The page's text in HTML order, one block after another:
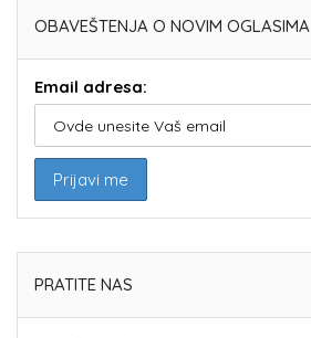
OBAVEŠTENJA O NOVIM OGLASIMA
Email adresa:
PRATITE NAS